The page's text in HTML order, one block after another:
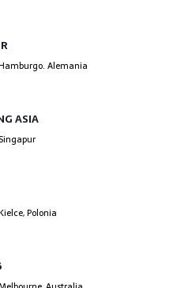
Alemania
ASIA
Polonia